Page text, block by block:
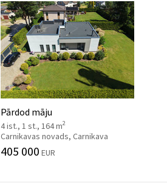
Pārdod māju
4 ist., 1 st., 164 m2
Carnikavas novads, Carnikava
405 000 EUR